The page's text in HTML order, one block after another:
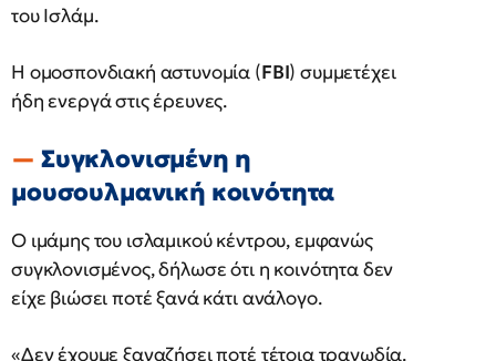
του Ισλάμ.
Η ομοσπονδιακή αστυνομία (FBI) συμμετέχει
ήδη ενεργά στις έρευνες.
Συγκλονισμένη η
μουσουλμανική κοινότητα
Ο ιμάμης του ισλαμικού κέντρου, εμφανώς
συγκλονισμένος, δήλωσε ότι η κοινότητα δεν
είχε βιώσει ποτέ ξανά κάτι ανάλογο.
«Δεν έχουμε ξαναζήσει ποτέ τέτοια τραγωδία.